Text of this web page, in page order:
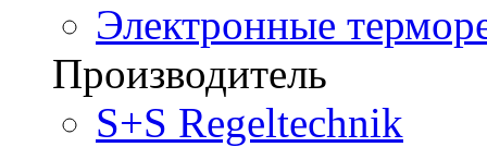
Электронные
Производитель
S+S Regeltechnik